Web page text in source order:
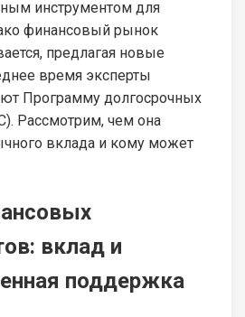
инструментом для
финансовый рынок
предлагая новые
время эксперты
Программу долгосрочных
Рассмотрим, чем она
вклада и кому может
вклад и
поддержка